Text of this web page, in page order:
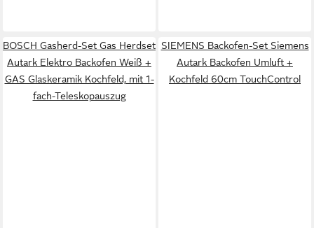
BOSCH Gasherd-Set Gas Herdset
Autark Elektro Backofen Weiß +
GAS Glaskeramik Kochfeld, mit 1-
fach-Teleskopauszug
SIEMENS Backofen-Set Siemens
Autark Backofen Umluft +
Kochfeld 60cm TouchControl